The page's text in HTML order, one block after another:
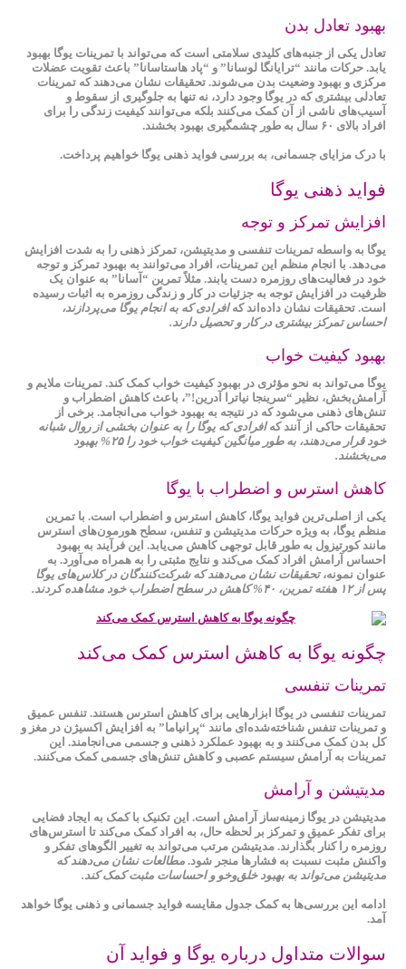
بهبود تعادل بدن
تعادل یکی از جنبه‌های کلیدی سلامتی است که می‌تواند با تمرینات یوگا بهبود
یابد. حرکات مانند “ترایانگا لوسانا” و “پاد هاستاسانا” باعث تقویت عضلات
مرکزی و بهبود وضعیت بدن می‌شوند. تحقیقات نشان می‌دهند که تمرینات
تعادلی بیشتری که در یوگا وجود دارد، نه تنها به جلوگیری از سقوط و
آسیب‌های ناشی از آن کمک می‌کنند بلکه می‌توانند کیفیت زندگی را برای
افراد بالای ۶۰ سال به طور چشمگیری بهبود بخشند.
با درک مزایای جسمانی، به بررسی فواید ذهنی یوگا خواهیم پرداخت.
فواید ذهنی یوگا
افزایش تمرکز و توجه
یوگا به واسطه تمرینات تنفسی و مدیتیشن،تمرکز ذهنی را به شدت افزایش
می‌دهد. با انجام منظم این تمرینات، افراد می‌توانند به بهبود تمرکز و توجه
خود در فعالیت‌های روزمره دست یابند. مثلاً تمرین “آسانا” به عنوان یک
ظرفیت در افزایش توجه به جزئیات در کار و زندگی روزمره به اثبات رسیده
است. تحقیقات نشان داده‌اند کهافرادی که به انجام یوگا می‌پردازند،
احساس تمرکز بیشتری در کار و تحصیل دارند.
بهبود کیفیت خواب
یوگا می‌تواند به نحو مؤثری در بهبود کیفیت خواب کمک کند. تمرینات ملایم و
آرامش‌بخش، نظیر “سرینجا نیاترا آدرین!”، باعث کاهش اضطراب و
تنش‌های ذهنی می‌شود که در نتیجه به بهبود خواب می‌انجامد. برخی از
تحقیقات حاکی از آنند کهافرادی که یوگا را به عنوان بخشی از روال شبانه
خود قرار می‌دهند، به طور میانگین کیفیت خواب خود را ۲۵% بهبود
می‌بخشند.
کاهش استرس و اضطراب با یوگا
یکی از اصلی‌ترین فواید یوگا،کاهش استرس و اضطراب است. با تمرین
منظم یوگا، به ویژه حرکات مدیتیشن و تنفس، سطح هورمون‌های استرس
مانند کورتیزول به طور قابل توجهی کاهش می‌یابد. این فرآیند به بهبود
احساس آرامش افراد کمک می‌کند و نتایج مثبتی را به همراه می‌آورد. به
عنوان نمونه،تحقیقات نشان می‌دهند که شرکت‌کنندگان در کلاس‌های یوگا
پس از ۱۲ هفته تمرین، ۴۰% کاهش در سطح اضطراب خود مشاهده کردند.
چگونه یوگا به کاهش استرس کمک می‌کند
تمرینات تنفسی
تمرینات تنفسی در یوگا ابزارهایی برای کاهش استرس هستند. تنفس عمیق
و تمرینات تنفس شناخته‌شده‌ای مانند “پرانیاما” به افزایش اکسیژن در مغز و
کل بدن کمک می‌کنند و به بهبود عملکرد ذهنی و جسمی می‌انجامند. این
تمرینات به آرامش سیستم عصبی و کاهش تنش‌های جسمی کمک می‌کنند.
مدیتیشن و آرامش
مدیتیشن در یوگا زمینه‌ساز آرامش است. این تکنیک با کمک به ایجاد فضایی
برای تفکر عمیق و تمرکز بر لحظه حال، به افراد کمک می‌کند تا استرس‌های
روزمره را کنار بگذارند. مدیتیشن مرتب می‌تواند به تغییر الگوهای تفکر و
واکنش مثبت نسبت به فشارها منجر شود.مطالعات نشان می‌دهند که
مدیتیشن می‌تواند به بهبود خلق‌وخو و احساسات مثبت کمک کند.
ادامه این بررسی‌ها به کمک جدول مقایسه فواید جسمانی و ذهنی یوگا خواهد
آمد.
سوالات متداول درباره یوگا و فواید آن